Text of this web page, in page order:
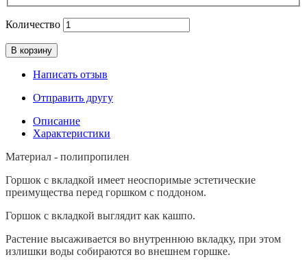
Количество
В корзину
Написать отзыв
Отправить другу
Описание
Характеристики
Материал - полипропилен
Горшок с вкладкой имеет неоспоримые эстетические
преимущества перед горшком с поддоном.
Горшок с вкладкой выглядит как кашпо.
Растение высаживается во внутреннюю вкладку, при этом
излишки воды собираются во внешнем горшке.